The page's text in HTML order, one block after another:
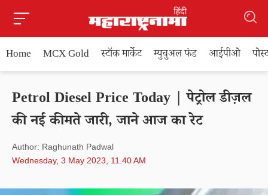
Home MCX Gold स्टॉक मार्केट म्युचुअल फंड आईपीओ
Petrol Diesel Price Today | पेट्रोल डीज़ल
की नई कीमते जारी, जाने आज का रेट
Author: Raghunath Padwal
Wednesday, 3 May 2023, 11.40 AM